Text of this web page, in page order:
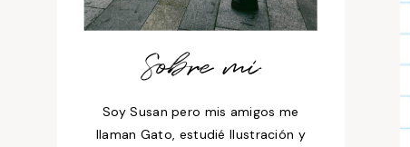
Sobre mí
Soy Susan pero mis amigos me
llaman Gato, estudié Ilustración y